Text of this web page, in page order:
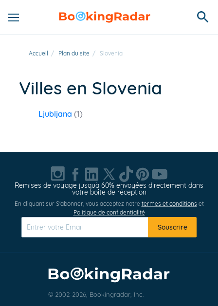
Accueil / Plan du site / Slovenia
Villes en Slovenia
Ljubljana (1)
Remises de voyage jusquà 60% envoyées directement dans
votre boîte de réception
En cliquant sur S'abonner, vous acceptez notre termes et conditions et
Politique de confidentialité
Souscrire
© 2002-2026, Bookingradar, Inc.